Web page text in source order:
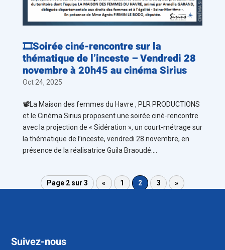
🎞️Soirée ciné-rencontre sur la
thématique de l’inceste – Vendredi 28
novembre à 20h45 au cinéma Sirius
Oct 24, 2025
📽️La Maison des femmes du Havre , PLR PRODUCTIONS
et le Cinéma Sirius proposent une soirée ciné-rencontre
avec la projection de « Sidération », un court-métrage sur
la thématique de l’inceste, vendredi 28 novembre, en
présence de la réalisatrice Guila Braoudé....
Page 2 sur 3 « 1 2 3 »
Suivez-nous